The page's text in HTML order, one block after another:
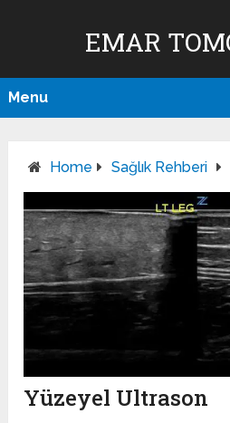
EMAR
Menu
Home Sağlık Rehberi
Yüzeyel Ultrason